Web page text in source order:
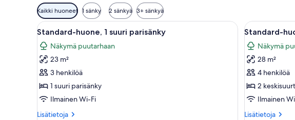
Huoneille
saatavilla
olevia
suodattimia
Kaikki huoneet 1 sänky 2 sänkyä 3+ sänkyä
Avaa
kaikki
huonetyypin
Standard-
huone,
1
suuri
Makuuhuoneessa on sänky, sohva, lipasto ja ikkuna,
11
Standard-huone, 1 suuri parisänky
Näkymä puutarhaan
23 m²
3 henkilöä
1 suuri parisänky
Ilmainen Wi-Fi
Lisätietoja
Lisätietoja
Avaa
kaikki
Standard-
huone,
2
keskisuurta
18
Standard-
Näkymä
28 m²
4 henkilöä
2
Ilmainen
Lisätietoja
Lisätietoja